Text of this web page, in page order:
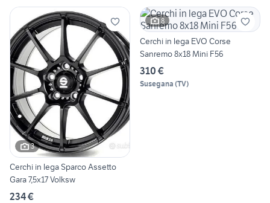
3
Cerchi in lega Sparco Assetto
Gara 7,5x17 Volksw
234 €
8
Cerchi in lega EVO Corse
Sanremo 8x18 Mini F56
310 €
Susegana (TV)